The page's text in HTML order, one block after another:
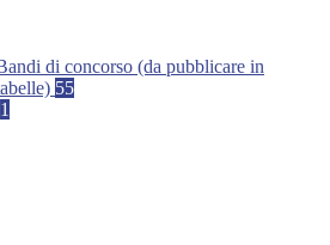
di concorso (da pubblicare in
55
1